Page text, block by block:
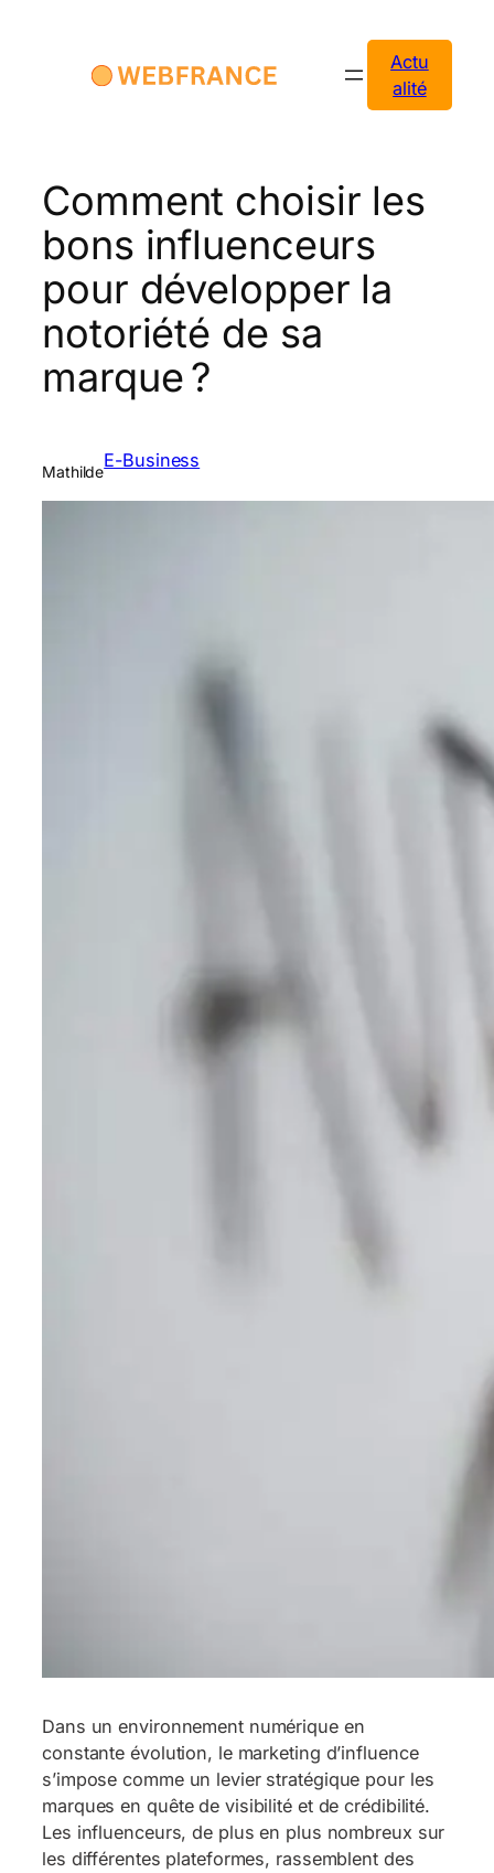
Actu
alité
Comment choisir les
bons influenceurs
pour développer la
notoriété de sa
marque ?
MathildeE-Business
Dans un environnement numérique en
constante évolution, le marketing d’influence
s’impose comme un levier stratégique pour les
marques en quête de visibilité et de crédibilité.
Les influenceurs, de plus en plus nombreux sur
les différentes plateformes, rassemblent des